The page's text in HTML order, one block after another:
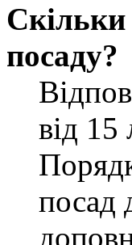
Скільки
посаду?
від
посад